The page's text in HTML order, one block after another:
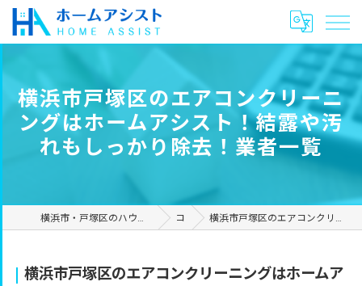
横浜市戸塚区のエアコンクリーニ
ングはホームアシスト！結露や汚
れもしっかり除去！業者一覧
横浜市・戸塚区のハウスクリーニングやリフォームは合同会社ホームアシスト コラム 横浜市戸塚区のエアコンクリーニングはホームアシスト！結露や汚れもしっかり除去！業者一覧
横浜市戸塚区のエアコンクリーニングはホームア